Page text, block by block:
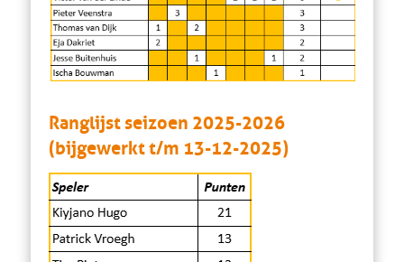
Ranglijst seizoen 2025-2026
(bijgewerkt t/m 13-12-2025)